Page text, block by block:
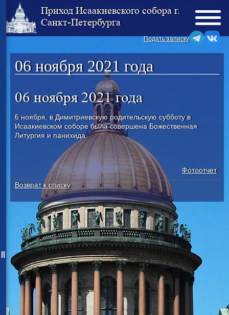
Приход Исаакиевского собора г.
Санкт-Петербурга
Подать записку
06 ноября 2021 года
06 ноября 2021 года
6 ноября, в Димитриевскую родительскую субботу в
Исаакиевском соборе была совершена Божественная
Литургия и панихида.
Фотоотчет
Возврат к списку